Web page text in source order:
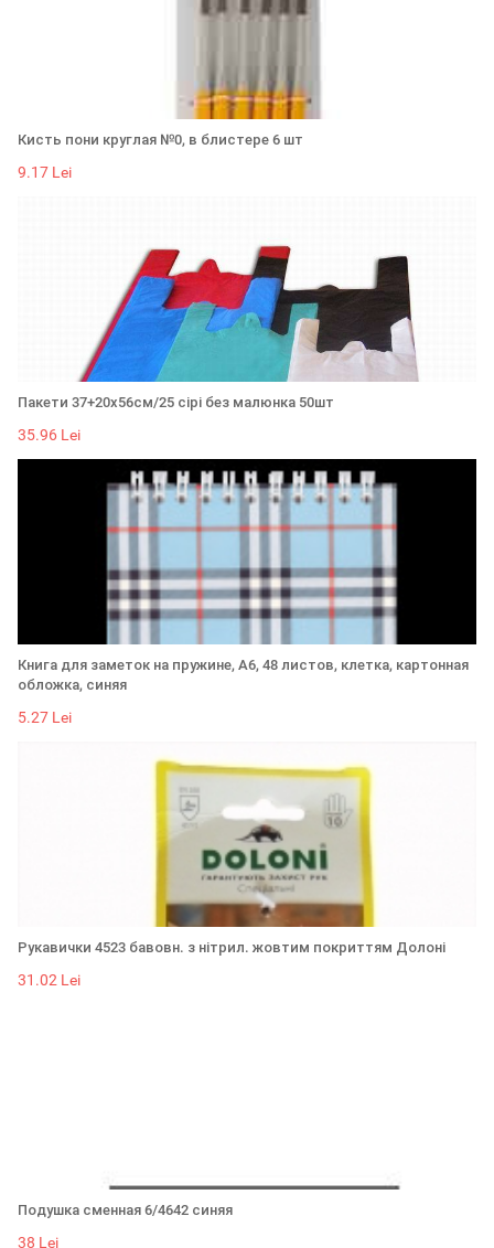
Кисть пони круглая №0, в блистере 6 шт
9.17 Lei
Пакети 37+20х56см/25 сірі без малюнка 50шт
35.96 Lei
Книга для заметок на пружине, А6, 48 листов, клетка, картонная
обложка, синяя
5.27 Lei
Рукавички 4523 бавовн. з нітрил. жовтим покриттям Долоні
31.02 Lei
Подушка сменная 6/4642 синяя
38 Lei